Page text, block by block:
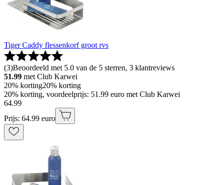
Tiger Caddy flessenkorf groot rvs
(3)Beoordeeld met 5.0 van de 5 sterren, 3 klantreviews
51.99 met Club Karwei
20% korting20% korting
20% korting, voordeelprijs: 51.99 euro met Club Karwei
64.99
Prijs: 64.99 euro